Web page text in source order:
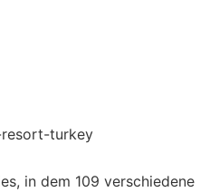
in dem 109 verschiedene